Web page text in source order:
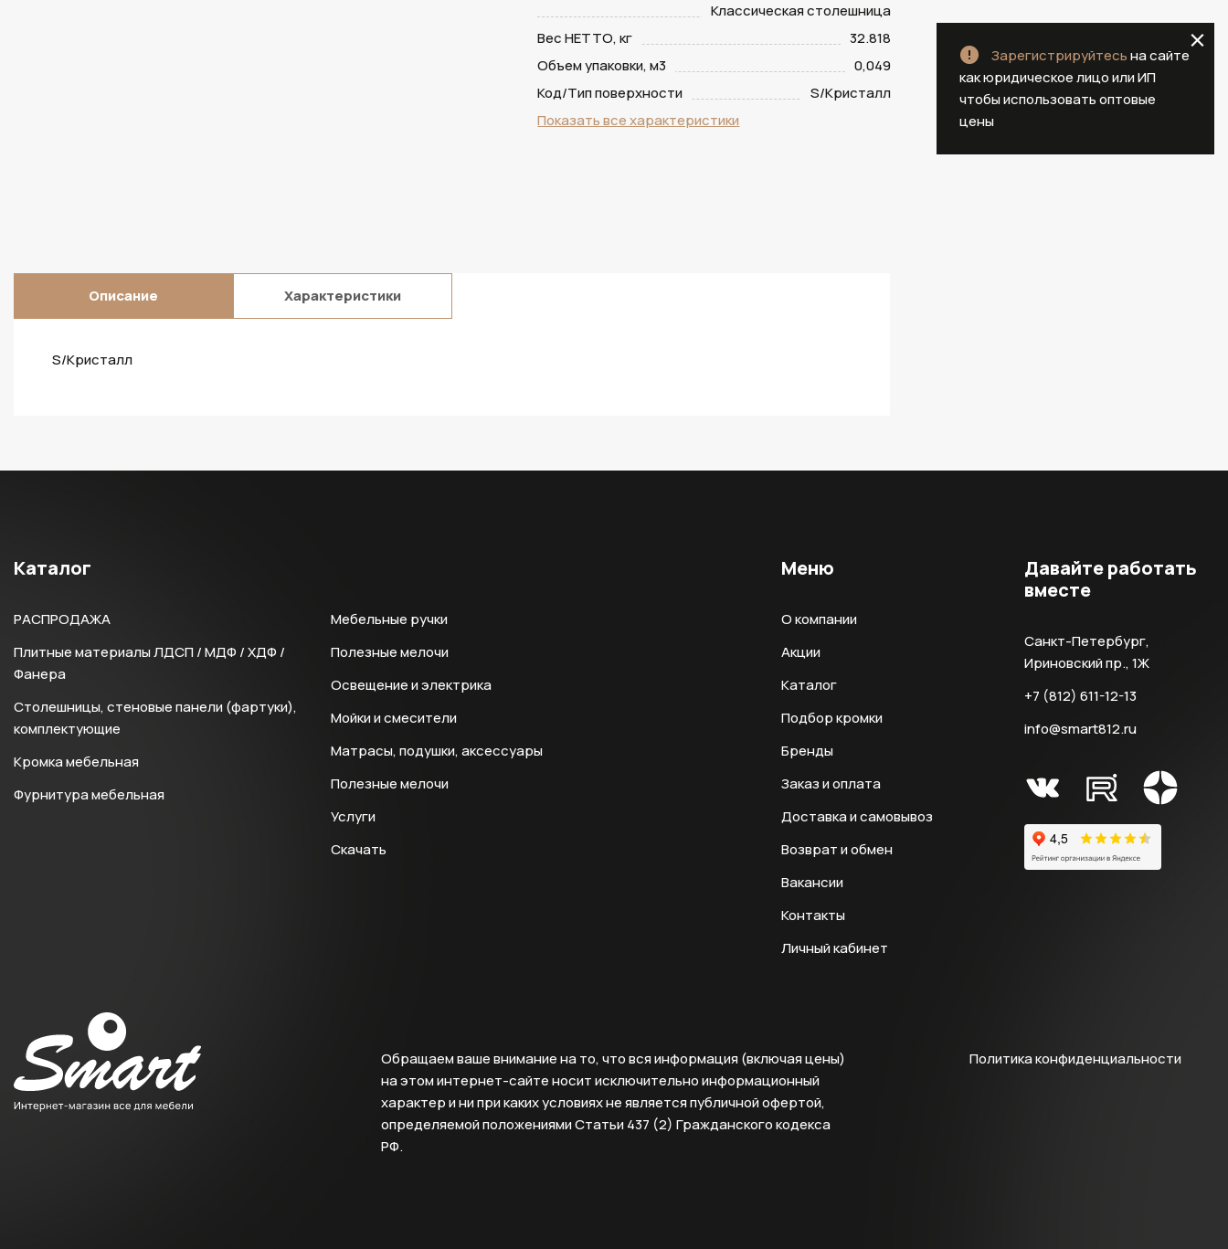
Классическая столешница
Вес НЕТТО, кг
32.818
Объем упаковки, м3
0,049
Код/Тип поверхности
S/Кристалл
Показать все характеристики
Зарегистрируйтесьна сайте
как юридическое лицо или ИП
чтобы использовать оптовые
цены
Описание Характеристики
S/Кристалл
Каталог
РАСПРОДАЖА
Плитные материалы ЛДСП / МДФ / ХДФ /
Фанера
Столешницы, стеновые панели (фартуки),
комплектующие
Кромка мебельная
Фурнитура мебельная
Мебельные ручки
Полезные мелочи
Освещение и электрика
Мойки и смесители
Матрасы, подушки, аксессуары
Полезные мелочи
Услуги
Скачать
Меню
О компании
Акции
Каталог
Подбор кромки
Бренды
Заказ и оплата
Доставка и самовывоз
Возврат и обмен
Вакансии
Контакты
Личный кабинет
Давайте работать
вместе
Санкт-Петербург,
Ириновский пр., 1Ж
+7 (812) 611-12-13
info@smart812.ru
Политика конфиденциальности
Обращаем ваше внимание на то, что вся информация (включая цены)
на этом интернет-сайте носит исключительно информационный
характер и ни при каких условиях не является публичной офертой,
определяемой положениями Статьи 437 (2) Гражданского кодекса
РФ.